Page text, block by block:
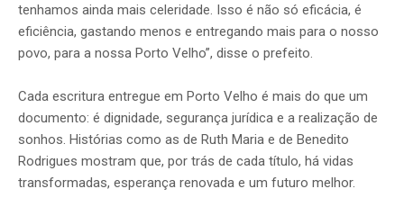
tenhamos ainda mais celeridade. Isso é não só eficácia, é
eficiência, gastando menos e entregando mais para o nosso
povo, para a nossa Porto Velho”, disse o prefeito.
Cada escritura entregue em Porto Velho é mais do que um
documento: é dignidade, segurança jurídica e a realização de
sonhos. Histórias como as de Ruth Maria e de Benedito
Rodrigues mostram que, por trás de cada título, há vidas
transformadas, esperança renovada e um futuro melhor.